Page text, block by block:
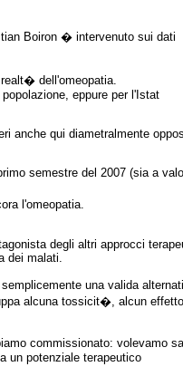
Boiron � intervenuto sui dati
dell'omeopatia.
eppure per l'Istat
anche qui diametralmente
semestre del 2007 (sia a
l'omeopatia.
degli altri approcci
dei malati.
una valida
alcuna tossicit�, alcun effetto
commissionato: volevamo
un potenziale terapeutico